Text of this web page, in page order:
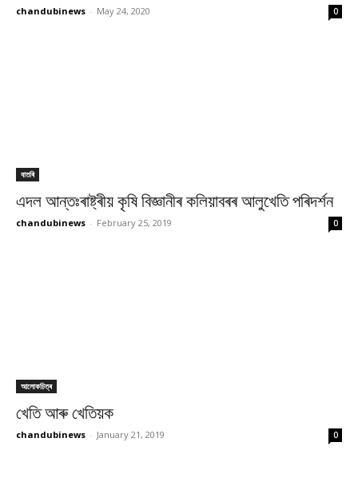
chandubinews - May 24, 2020 0
বাতৰি
এদল আন্তঃৰাষ্ট্ৰীয় কৃষি বিজ্ঞানীৰ কলিয়াবৰৰ আলুখেতি পৰিদৰ্শন
chandubinews - February 25, 2019 0
আলোকচিত্ৰ
খেতি আৰু খেতিয়ক
chandubinews - January 21, 2019 0